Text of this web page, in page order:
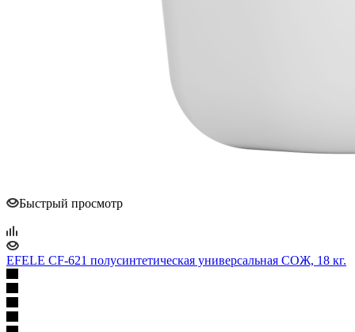
Быстрый просмотр
EFELE CF-621 полусинтетическая универсальная СОЖ, 18 кг.